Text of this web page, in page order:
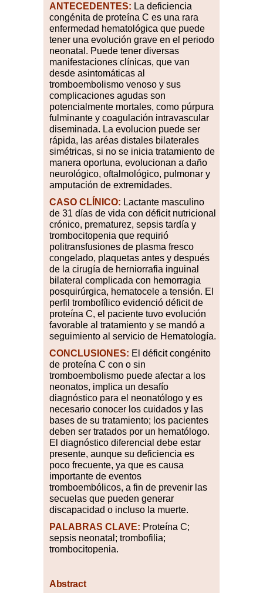
ANTECEDENTES: La deficiencia
congénita de proteína C es una rara
enfermedad hematológica que puede
tener una evolución grave en el periodo
neonatal. Puede tener diversas
manifestaciones clínicas, que van
desde asintomáticas al
tromboembolismo venoso y sus
complicaciones agudas son
potencialmente mortales, como púrpura
fulminante y coagulación intravascular
diseminada. La evolucion puede ser
rápida, las aréas distales bilaterales
simétricas, si no se inicia tratamiento de
manera oportuna, evolucionan a daño
neurológico, oftalmológico, pulmonar y
amputación de extremidades.
CASO CLÍNICO: Lactante masculino
de 31 días de vida con déficit nutricional
crónico, prematurez, sepsis tardía y
trombocitopenia que requirió
politransfusiones de plasma fresco
congelado, plaquetas antes y después
de la cirugía de herniorrafia inguinal
bilateral complicada con hemorragia
posquirúrgica, hematocele a tensión. El
perfil trombofílico evidenció déficit de
proteína C, el paciente tuvo evolución
favorable al tratamiento y se mandó a
seguimiento al servicio de Hematología.
CONCLUSIONES: El déficit congénito
de proteína C con o sin
tromboembolismo puede afectar a los
neonatos, implica un desafío
diagnóstico para el neonatólogo y es
necesario conocer los cuidados y las
bases de su tratamiento; los pacientes
deben ser tratados por un hematólogo.
El diagnóstico diferencial debe estar
presente, aunque su deficiencia es
poco frecuente, ya que es causa
importante de eventos
tromboembólicos, a fin de prevenir las
secuelas que pueden generar
discapacidad o incluso la muerte.
PALABRAS CLAVE: Proteína C;
sepsis neonatal; trombofilia;
trombocitopenia.
Abstract